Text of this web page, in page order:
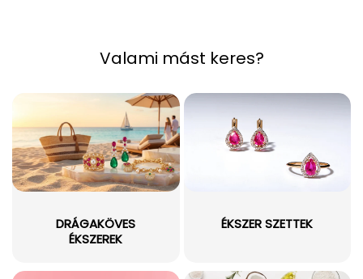
Valami mást keres?
DRÁGAKÖVES
ÉKSZEREK
ÉKSZER SZETTEK